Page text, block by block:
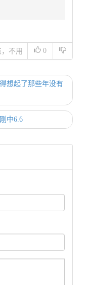
0
不用
想起了那些年没有
中6.6